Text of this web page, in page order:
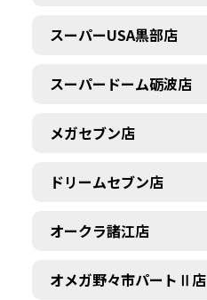
スーパーUSA黒部店
スーパードーム砺波店
メガセブン店
ドリームセブン店
オークラ諸江店
オメガ野々市パートⅡ店